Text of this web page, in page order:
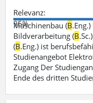
Relevanz:
95%
Maschinenbau (B
Bildverarbeitung (B
(B.Eng.) ist
Studienangebot
Zugang Der
Ende des dritten